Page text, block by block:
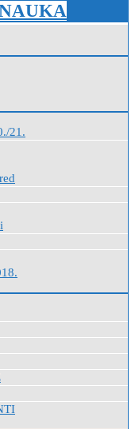
21.